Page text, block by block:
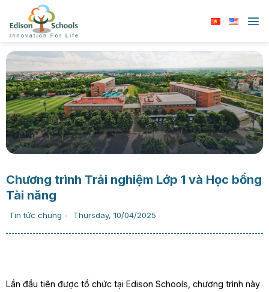
nội
Chương trình Trải nghiệm Lớp 1 và Học bổng
Tài năng
Tin tức chung - Thursday, 10/04/2025
Lần đầu tiên được tổ chức tại Edison Schools, chương trình này